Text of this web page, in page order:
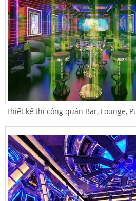
Thiết kế thi công quán Bar, Lounge,